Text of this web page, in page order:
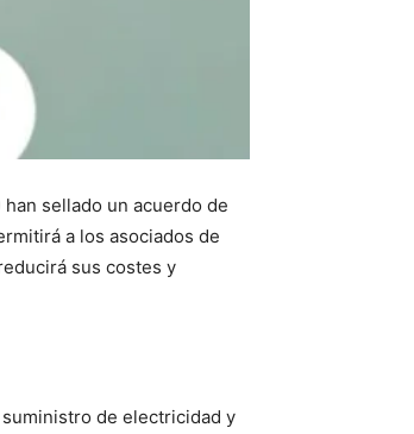
sellado un acuerdo de
a los asociados de
sus costes y
de electricidad y